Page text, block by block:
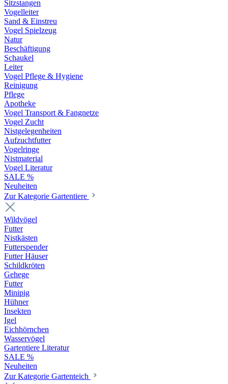
Sitzstangen
Vogelleiter
Sand & Einstreu
Vogel Spielzeug
Natur
Beschäftigung
Schaukel
Leiter
Vogel Pflege & Hygiene
Reinigung
Pflege
Apotheke
Vogel Transport & Fangnetze
Vogel Zucht
Nistgelegenheiten
Aufzuchtfutter
Vogelringe
Nistmaterial
Vogel Literatur
SALE %
Neuheiten
Zur Kategorie Gartentiere
Wildvögel
Futter
Nistkästen
Futterspender
Futter Häuser
Schildkröten
Gehege
Futter
Minipig
Hühner
Insekten
Igel
Eichhörnchen
Wasservögel
Gartentiere Literatur
SALE %
Neuheiten
Zur Kategorie Gartenteich